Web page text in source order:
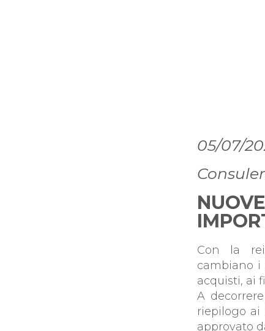
05/07/
Con la
cambiano i
acquisti, ai
A
riepilogo
approvato